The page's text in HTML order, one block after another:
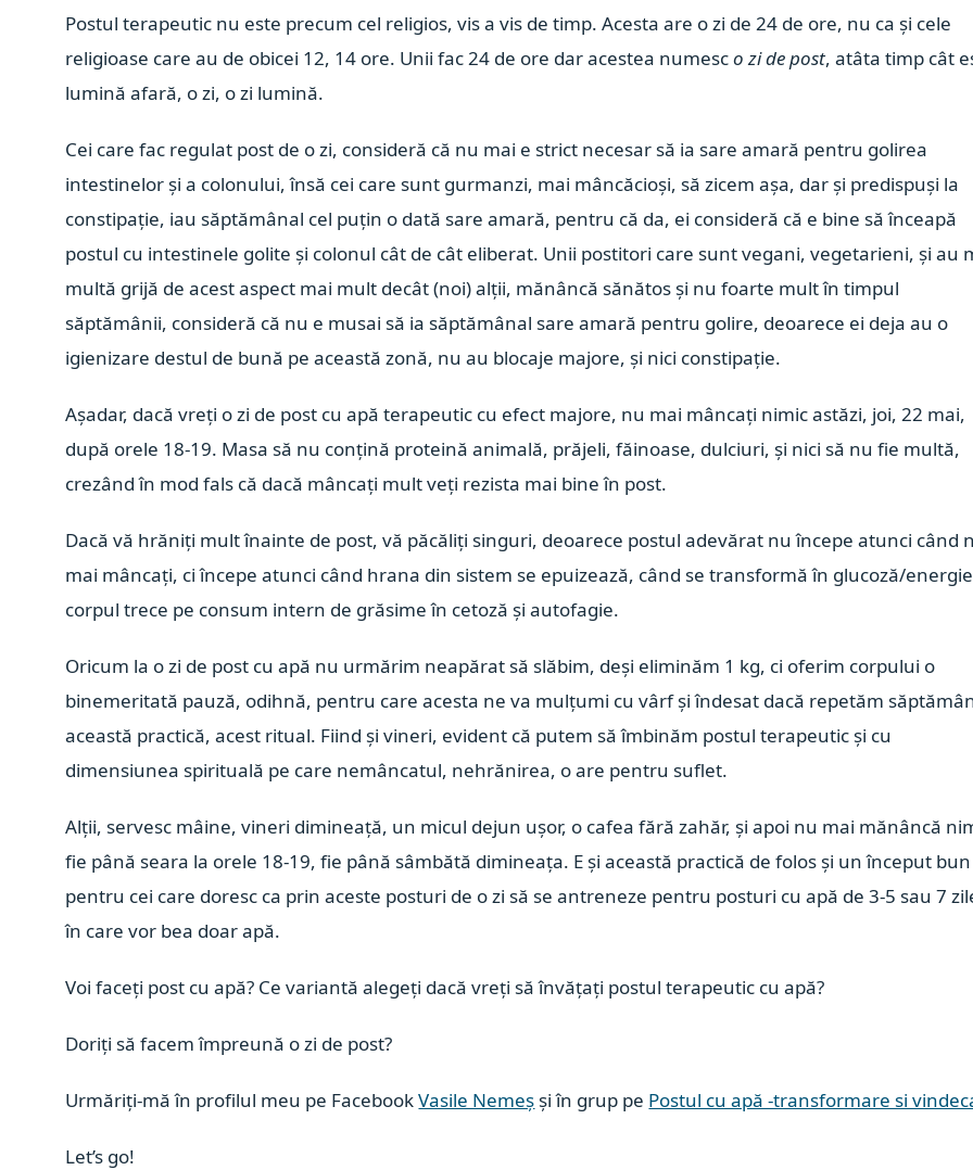
Postul terapeutic nu este precum cel religios, vis a vis de timp. Acesta are o zi de 24 de ore, nu ca și cele
religioase care au de obicei 12, 14 ore. Unii fac 24 de ore dar acestea numesco zi de post, atâta timp cât
lumină afară, o zi, o zi lumină.
Cei care fac regulat post de o zi, consideră că nu mai e strict necesar să ia sare amară pentru golirea
intestinelor și a colonului, însă cei care sunt gurmanzi, mai mâncăcioși, să zicem așa, dar și predispuși la
constipație, iau săptămânal cel puțin o dată sare amară, pentru că da, ei consideră că e bine să înceapă
postul cu intestinele golite și colonul cât de cât eliberat. Unii postitori care sunt vegani, vegetarieni, și au
multă grijă de acest aspect mai mult decât (noi) alții, mănâncă sănătos și nu foarte mult în timpul
săptămânii, consideră că nu e musai să ia săptămânal sare amară pentru golire, deoarece ei deja au o
igienizare destul de bună pe această zonă, nu au blocaje majore, și nici constipație.
Așadar, dacă vreți o zi de post cu apă terapeutic cu efect majore, nu mai mâncați nimic astăzi, joi, 22 mai,
după orele 18-19. Masa să nu conțină proteină animală, prăjeli, făinoase, dulciuri, și nici să nu fie multă,
crezând în mod fals că dacă mâncați mult veți rezista mai bine în post.
Dacă vă hrăniți mult înainte de post, vă păcăliți singuri, deoarece postul adevărat nu începe atunci când
mai mâncați, ci începe atunci când hrana din sistem se epuizează, când se transformă în glucoză/
corpul trece pe consum intern de grăsime în cetoză și autofagie.
Oricum la o zi de post cu apă nu urmărim neapărat să slăbim, deși eliminăm 1 kg, ci oferim corpului o
binemeritată pauză, odihnă, pentru care acesta ne va mulțumi cu vârf și îndesat dacă repetăm
această practică, acest ritual. Fiind și vineri, evident că putem să îmbinăm postul terapeutic și cu
dimensiunea spirituală pe care nemâncatul, nehrănirea, o are pentru suflet.
Alții, servesc mâine, vineri dimineață, un micul dejun ușor, o cafea fără zahăr, și apoi nu mai mănâncă
fie până seara la orele 18-19, fie până sâmbătă dimineața. E și această practică de folos și un început bun
pentru cei care doresc ca prin aceste posturi de o zi să se antreneze pentru posturi cu apă de 3-5 sau 7
în care vor bea doar apă.
Voi faceți post cu apă? Ce variantă alegeți dacă vreți să învățați postul terapeutic cu apă?
Doriți să facem împreună o zi de post?
Urmăriți-mă în profilul meu pe FacebookVasile Nemeș și în grup pe Postul cu apă -transformare si
Let’s go!